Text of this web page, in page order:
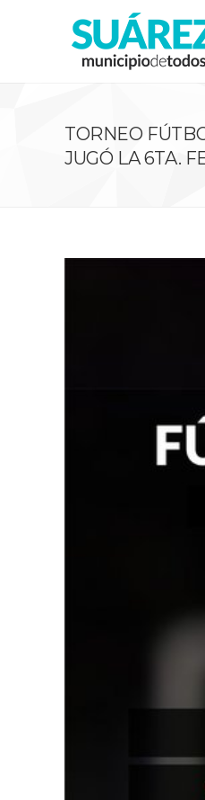
TORNEO
JUGÓ LA 6TA.